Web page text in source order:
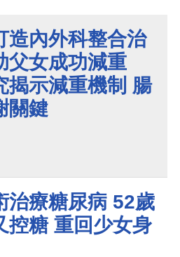
造內外科整合治
女成功減重
揭示減重機制 腸
關鍵
治療糖尿病 52歲
控糖 重回少女身